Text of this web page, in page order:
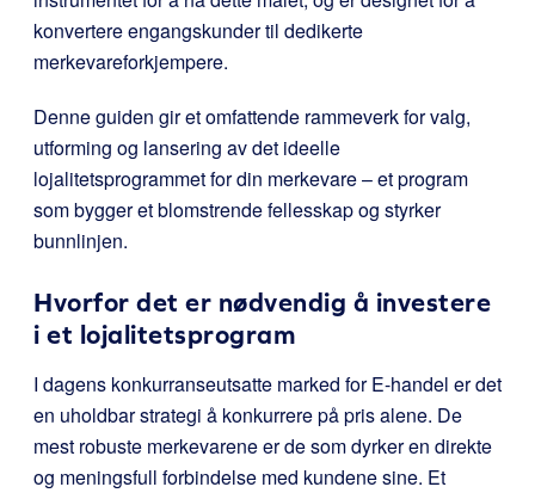
konvertere engangskunder til dedikerte
merkevareforkjempere.
Denne guiden gir et omfattende rammeverk for valg,
utforming og lansering av det ideelle
lojalitetsprogrammet for din merkevare – et program
som bygger et blomstrende fellesskap og styrker
bunnlinjen.
Hvorfor det er nødvendig å investere
i et lojalitetsprogram
I dagens konkurranseutsatte marked for E-handel er det
en uholdbar strategi å konkurrere på pris alene. De
mest robuste merkevarene er de som dyrker en direkte
og meningsfull forbindelse med kundene sine. Et